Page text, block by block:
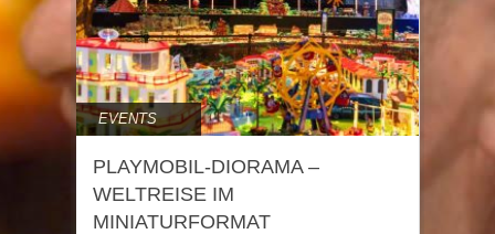
EVENTS
PLAYMOBIL-DIORAMA –
WELTREISE IM
MINIATURFORMAT